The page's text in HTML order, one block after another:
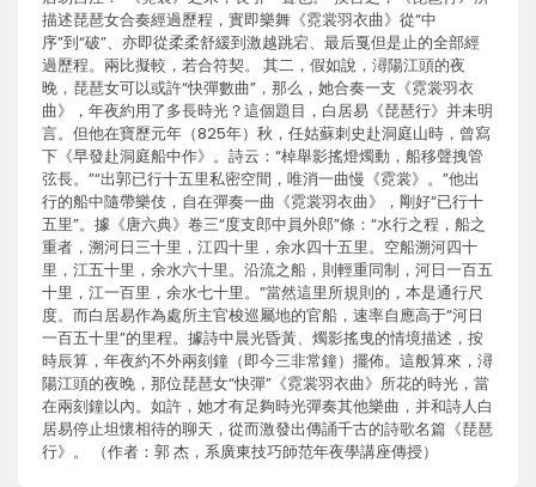
描述琵琶女合奏經過歷程，實即樂舞《霓裳羽衣曲》從“中
序”到“破”、亦即從柔柔舒緩到激越跳宕、最后戛但是止的全部經
過歷程。兩比擬較，若合符契。 其二，假如說，潯陽江頭的夜
晚，琵琶女可以或許“快彈數曲”，那么，她合奏一支《霓裳羽衣
曲》，年夜約用了多長時光？這個題目，白居易《琵琶行》并未明
言。但他在寶歷元年（825年）秋，任姑蘇刺史赴洞庭山時，曾寫
下《早發赴洞庭船中作》。詩云：“棹舉影搖燈燭動，船移聲拽管
弦長。”“出郭已行十五里私密空間，唯消一曲慢《霓裳》。”他出
行的船中隨帶樂伎，自在彈奏一曲《霓裳羽衣曲》，剛好“已行十
五里”。據《唐六典》卷三“度支郎中員外郎”條：“水行之程，船之
重者，溯河日三十里，江四十里，余水四十五里。空船溯河四十
里，江五十里，余水六十里。沿流之船，則輕重同制，河日一百五
十里，江一百里，余水七十里。”當然這里所規則的，本是通行尺
度。而白居易作為處所主官梭巡屬地的官船，速率自應高于“河日
一百五十里”的里程。據詩中晨光昏黃、燭影搖曳的情境描述，按
時辰算，年夜約不外兩刻鐘（即今三非常鐘）擺佈。這般算來，潯
陽江頭的夜晚，那位琵琶女“快彈”《霓裳羽衣曲》所花的時光，當
在兩刻鐘以內。如許，她才有足夠時光彈奏其他樂曲，并和詩人白
居易停止坦懷相待的聊天，從而激發出傳誦千古的詩歌名篇《琵琶
行》。 （作者：郭 杰，系廣東技巧師范年夜學講座傳授）